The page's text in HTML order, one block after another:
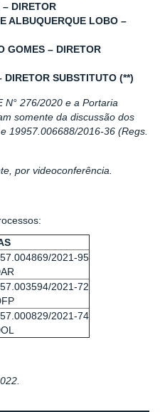
– DIRETOR
ALBUQUERQUE LOBO –
GOMES – DIRETOR
DIRETOR SUBSTITUTO (**)
N° 276/2020 e a Portaria
somente da discussão dos
19957.006688/2016-36 (Regs.
por videoconferência.
2021-95
2021-72
2021-74